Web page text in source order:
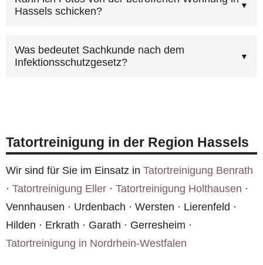
professionell gereinigt werden können.
Einsatz in Hassels für Außenstehende nicht als
Fahrzeuge, neutrale Kleidung und diskrete
Anlieferung gehören zu unserem Standard.
Hassels schicken?
Ja, über unserOnline-Formular können Sie Ihren
Fall beschreiben und Fotos hochladen. Wir
Was bedeutet Sachkunde nach dem
Infektionsschutzgesetz?
entsprechen den geltenden Hygienestandards.
Alle Einsätze in Hassels werden dokumentiert.
Tatortreinigung in der Region Hassels
Wir sind für Sie im Einsatz in Tatortreinigung Benrath
· Tatortreinigung Eller · Tatortreinigung Holthausen ·
Vennhausen · Urdenbach · Wersten · Lierenfeld ·
Hilden · Erkrath · Garath · Gerresheim ·
Tatortreinigung in Nordrhein-Westfalen